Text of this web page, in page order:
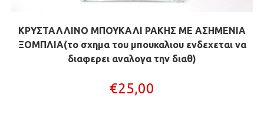
ΚΡΥΣΤΑΛΛΙΝΟ ΜΠΟΥΚΑΛΙ ΡΑΚΗΣ ΜΕ ΑΣΗΜΕΝΙΑ
ΞΟΜΠΛΙΑ(το σχημα του μπουκαλιου ενδεχεται να
διαφερει αναλογα την διαθ)
€25,00